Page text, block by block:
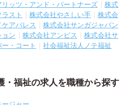
ッツ・アンド・パートナーズ
株式
スト 株式会社やさしい手
株式会
アパレス
株式会社サンガジャパン
ョン
株式会社アンビス
株式会社サ
・コート
社会福祉法人ノテ福祉
・福祉の求人を職種から探す